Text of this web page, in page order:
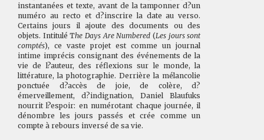
instantanées et texte, avant de la tamponner d?un
numéro au recto et d?inscrire la date au verso.
Certains jours il ajoute des documents ou des
objets. Intitulé The Days Are Numbered (Les jours sont
comptés), ce vaste projet est comme un journal
intime imprécis consignant des événements de la
vie de l?auteur, des réflexions sur le monde, la
littérature, la photographie. Derrière la mélancolie
ponctuée d?accès de joie, de colère, d?
émerveillement, d?indignation, Daniel Blaufuks
nourrit l?espoir: en numérotant chaque journée, il
dénombre les jours passés et crée comme un
compte à rebours inversé de sa vie.